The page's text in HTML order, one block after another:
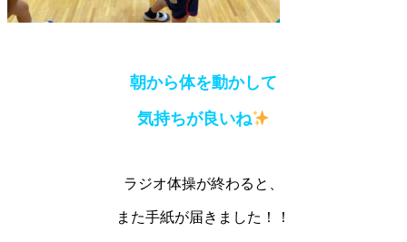
朝から体を動かして
気持ちが良いね
ラジオ体操が終わると、
また手紙が届きました！！